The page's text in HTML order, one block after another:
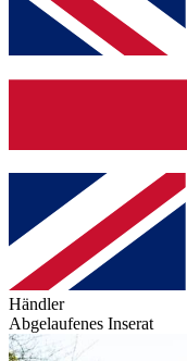
Händler
Abgelaufenes Inserat